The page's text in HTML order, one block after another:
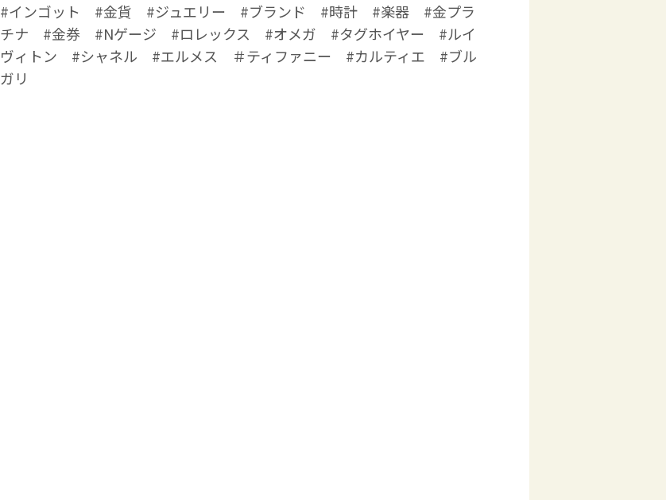
#インゴット #金貨 #ジュエリー #ブランド #時計 #楽器 #金プラ
チナ #金券 #Nゲージ #ロレックス #オメガ #タグホイヤー #ルイ
ヴィトン #シャネル #エルメス ＃ティファニー #カルティエ #ブル
ガリ